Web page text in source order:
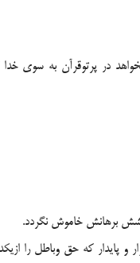
در پرتوقرآن به سوی
برهانش خاموش نگردد.
پایدار که حق وباطل را